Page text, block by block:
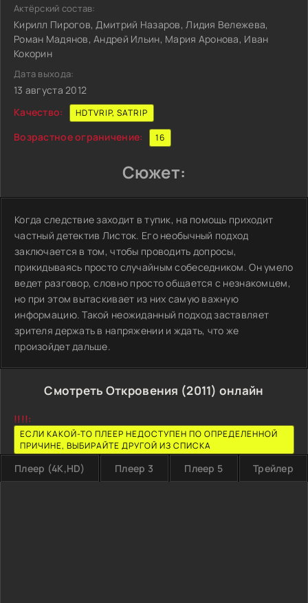
Актёрский состав:
Кирилл Пирогов, Дмитрий Назаров, Лидия Вележева,
Роман Мадянов, Андрей Ильин, Мария Аронова, Иван
Кокорин
Дата выхода:
13 августа 2012
Качество:
HDTVRIP, SATRIP
Возрастное ограничение: 16
Сюжет:
Когда следствие заходит в тупик, на помощь приходит
частный детектив Листок. Его необычный подход
заключается в том, чтобы проводить допросы,
прикидываясь просто случайным собеседником. Он умело
ведет разговор, словно просто общается с незнакомцем,
но при этом вытаскивает из них самую важную
информацию. Такой неожиданный подход заставляет
зрителя держать в напряжении и ждать, что же
произойдет дальше.
Смотреть Откровения (2011) онлайн
!!!!:
ЕСЛИ КАКОЙ-ТО ПЛЕЕР НЕДОСТУПЕН ПО ОПРЕДЕЛЕННОЙ
ПРИЧИНЕ, ВЫБИРАЙТЕ ДРУГОЙ ИЗ СПИСКА
Плеер (4K,HD) Плеер 3 Плеер 5 Трейлер